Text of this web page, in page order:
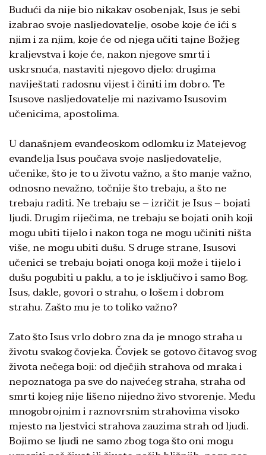
Budući da nije bio nikakav osobenjak, Isus je sebi
izabrao svoje nasljedovatelje, osobe koje će ići s
njim i za njim, koje će od njega učiti tajne Božjeg
kraljevstva i koje će, nakon njegove smrti i
uskrsnuća, nastaviti njegovo djelo: drugima
naviještati radosnu vijest i činiti im dobro. Te
Isusove nasljedovatelje mi nazivamo Isusovim
učenicima, apostolima.
U današnjem evanđeoskom odlomku iz Matejevog
evanđelja Isus poučava svoje nasljedovatelje,
učenike, što je to u životu važno, a što manje važno,
odnosno nevažno, točnije što trebaju, a što ne
trebaju raditi. Ne trebaju se – izričit je Isus – bojati
ljudi. Drugim riječima, ne trebaju se bojati onih koji
mogu ubiti tijelo i nakon toga ne mogu učiniti ništa
više, ne mogu ubiti dušu. S druge strane, Isusovi
učenici se trebaju bojati onoga koji može i tijelo i
dušu pogubiti u paklu, a to je isključivo i samo Bog.
Isus, dakle, govori o strahu, o lošem i dobrom
strahu. Zašto mu je to toliko važno?
Zato što Isus vrlo dobro zna da je mnogo straha u
životu svakog čovjeka. Čovjek se gotovo čitavog svog
života nečega boji: od dječjih strahova od mraka i
nepoznatoga pa sve do najvećeg straha, straha od
smrti kojeg nije lišeno nijedno živo stvorenje. Među
mnogobrojnim i raznovrsnim strahovima visoko
mjesto na ljestvici strahova zauzima strah od ljudi.
Bojimo se ljudi ne samo zbog toga što oni mogu